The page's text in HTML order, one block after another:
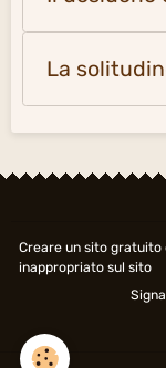
La
Creare un sito gratuito
inappropriato sul sito